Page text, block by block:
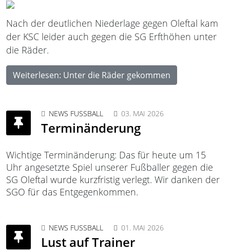
Nach der deutlichen Niederlage gegen Oleftal kam
der KSC leider auch gegen die SG Erfthöhen unter
die Räder.
Weiterlesen: Unter die Räder gekommen
NEWS FUSSBALL 03. MAI 2026
Terminänderung
Wichtige Terminänderung: Das für heute um 15
Uhr angesetzte Spiel unserer Fußballer gegen die
SG Oleftal wurde kurzfristig verlegt. Wir danken der
SGO für das Entgegenkommen.
NEWS FUSSBALL 01. MAI 2026
Lust auf Trainer